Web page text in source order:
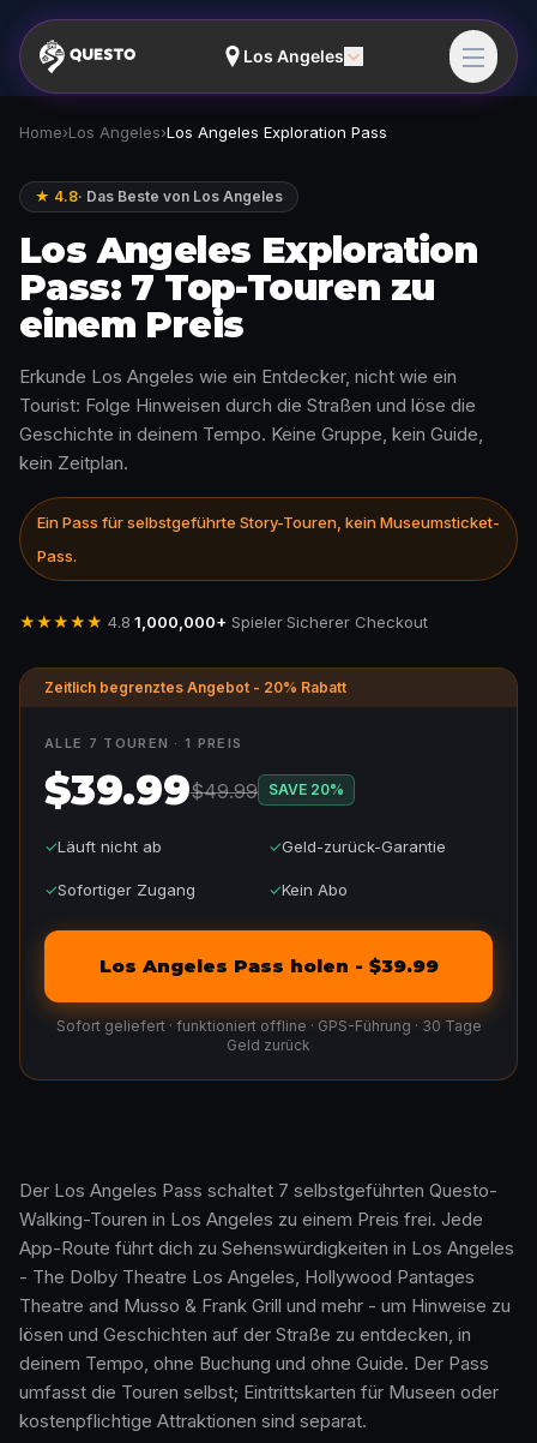
Los Angeles
Home›Los Angeles›Los Angeles Exploration Pass
★ 4.8· Das Beste von Los Angeles
Los Angeles Exploration
Pass: 7 Top-Touren zu
einem Preis
Erkunde Los Angeles wie ein Entdecker, nicht wie ein
Tourist: Folge Hinweisen durch die Straßen und löse die
Geschichte in deinem Tempo. Keine Gruppe, kein Guide,
kein Zeitplan.
Ein Pass für selbstgeführte Story-Touren, kein Museumsticket-
Pass.
★★★★★ 4.8·1,000,000+ Spieler·Sicherer Checkout
Zeitlich begrenztes Angebot - 20% Rabatt
ALLE 7 TOUREN · 1 PREIS
$39.99$49.99 SAVE 20%
✓Läuft nicht ab ✓Geld-zurück-Garantie
✓Sofortiger Zugang ✓Kein Abo
Los Angeles Pass holen - $39.99
Sofort geliefert · funktioniert offline · GPS-Führung · 30 Tage
Geld zurück
Der Los Angeles Pass schaltet 7 selbstgeführten Questo-
Walking-Touren in Los Angeles zu einem Preis frei. Jede
App-Route führt dich zu Sehenswürdigkeiten in Los Angeles
- The Dolby Theatre Los Angeles, Hollywood Pantages
Theatre and Musso & Frank Grill und mehr - um Hinweise zu
lösen und Geschichten auf der Straße zu entdecken, in
deinem Tempo, ohne Buchung und ohne Guide. Der Pass
umfasst die Touren selbst; Eintrittskarten für Museen oder
kostenpflichtige Attraktionen sind separat.